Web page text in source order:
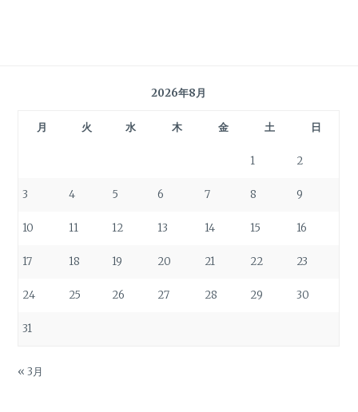
2026年8月
月 火 水 木 金 土 日
1 2
3 4 5 6 7 8 9
10 11 12 13 14 15 16
17 18 19 20 21 22 23
24 25 26 27 28 29 30
31
« 3月